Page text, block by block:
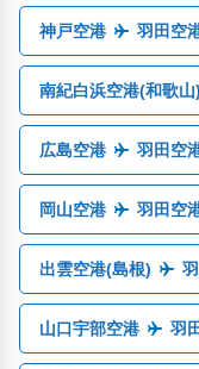
神戸空港 羽田空
南紀白浜空港(和歌山)
広島空港 羽田空
岡山空港 羽田空
出雲空港(島根)
山口宇部空港 羽